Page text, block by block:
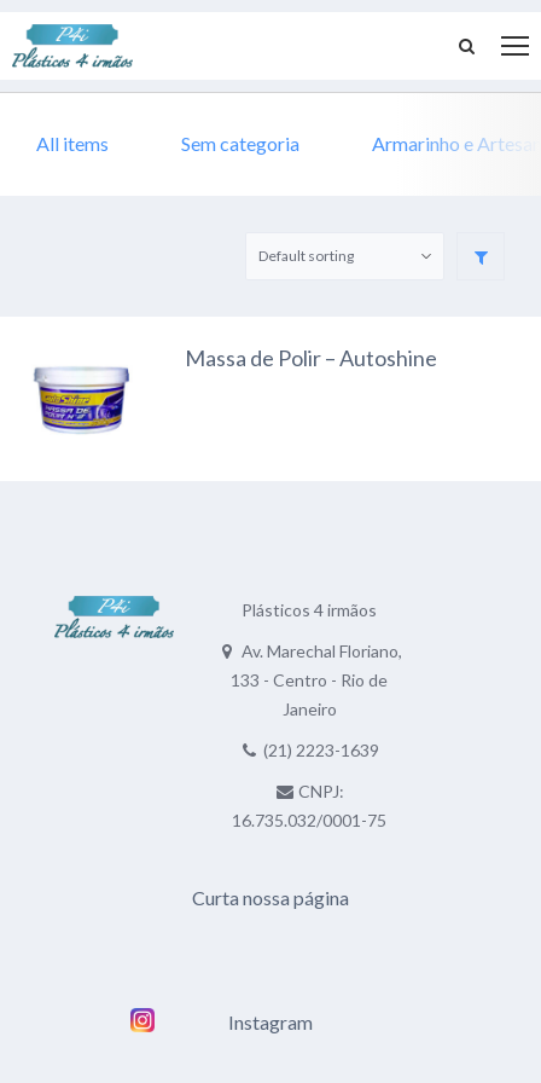
All items Sem categoria Armarinho e
Massa de Polir – Autoshine
Plásticos 4 irmãos
Av. Marechal Floriano,
133 - Centro - Rio de
Janeiro
(21) 2223-1639
CNPJ:
16.735.032/0001-75
Curta nossa página
Instagram